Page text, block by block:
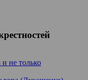
не только